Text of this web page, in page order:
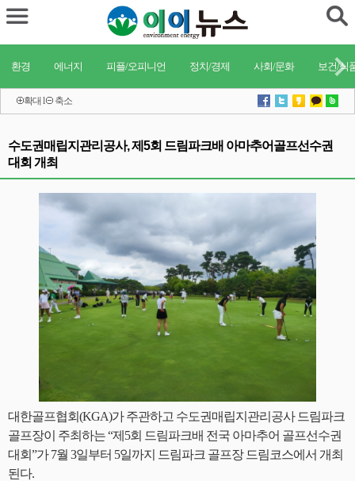
환경 에너지 피플/오피니언 정치/경제 사회/문화 보건/식
확대 l 축소
수도권매립지관리공사, 제5회 드림파크배 아마추어골프선수권
대회 개최
대한골프협회(KGA)가 주관하고 수도권매립지관리공사 드림파크
골프장이 주최하는 “제5회 드림파크배 전국 아마추어 골프선수권
대회”가 7월 3일부터 5일까지 드림파크 골프장 드림코스에서 개최
된다.